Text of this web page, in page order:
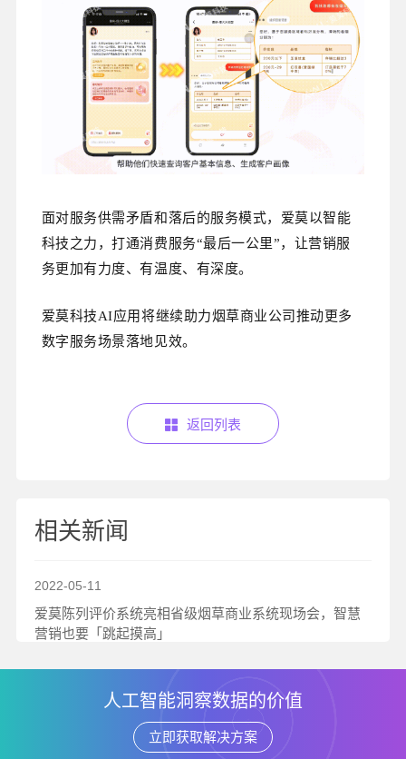
面对服务供需矛盾和落后的服务模式，爱莫以智能
科技之力，打通消费服务“最后一公里”， 让营销服
务更加有力度、有温度、有深度。
爱莫科技AI应用将继续助力烟草商业公司推动更多
数字服务场景落地见效。
返回列表
相关新闻
2022-05-11
爱莫陈列评价系统亮相省级烟草商业系统现场会，智慧
营销也要「跳起摸高」
AI良方智解终端评价4大“疑难杂症”
人工智能洞察数据的价值
立即获取解决方案